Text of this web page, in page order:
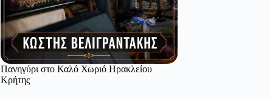
Πανηγύρι στο Καλό Χωριό Ηρακλείου
Κρήτης